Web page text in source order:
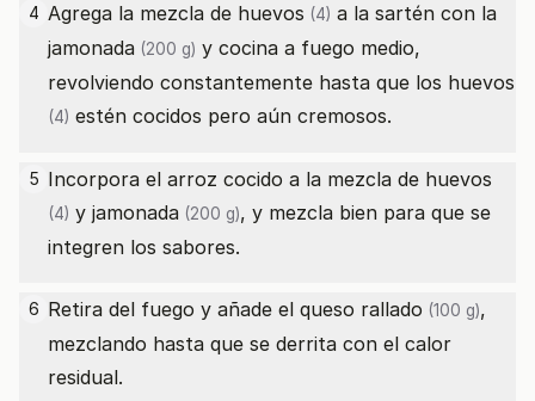
4 Agrega la mezcla de huevos (4) a la sartén con la
jamonada (200 g) y cocina a fuego medio,
revolviendo constantemente hasta que los huevos
(4) estén cocidos pero aún cremosos.
5 Incorpora el arroz cocido a la mezcla de huevos
(4) y jamonada (200 g), y mezcla bien para que se
integren los sabores.
6 Retira del fuego y añade el queso rallado (100 g),
mezclando hasta que se derrita con el calor
residual.